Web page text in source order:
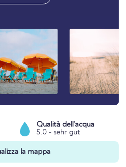
Qualità dell'acqua
5.0 - sehr gut
la mappa